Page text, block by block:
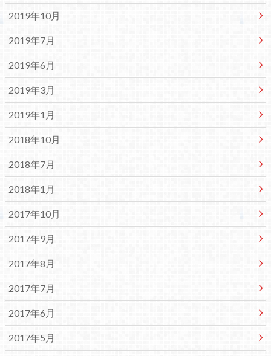
2019年10月
2019年7月
2019年6月
2019年3月
2019年1月
2018年10月
2018年7月
2018年1月
2017年10月
2017年9月
2017年8月
2017年7月
2017年6月
2017年5月